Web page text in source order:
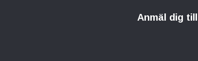
Anmäl dig